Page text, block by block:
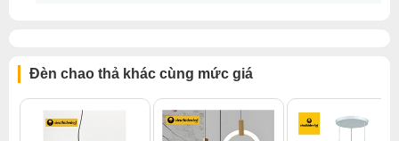
Đèn chao thả khác cùng mức giá